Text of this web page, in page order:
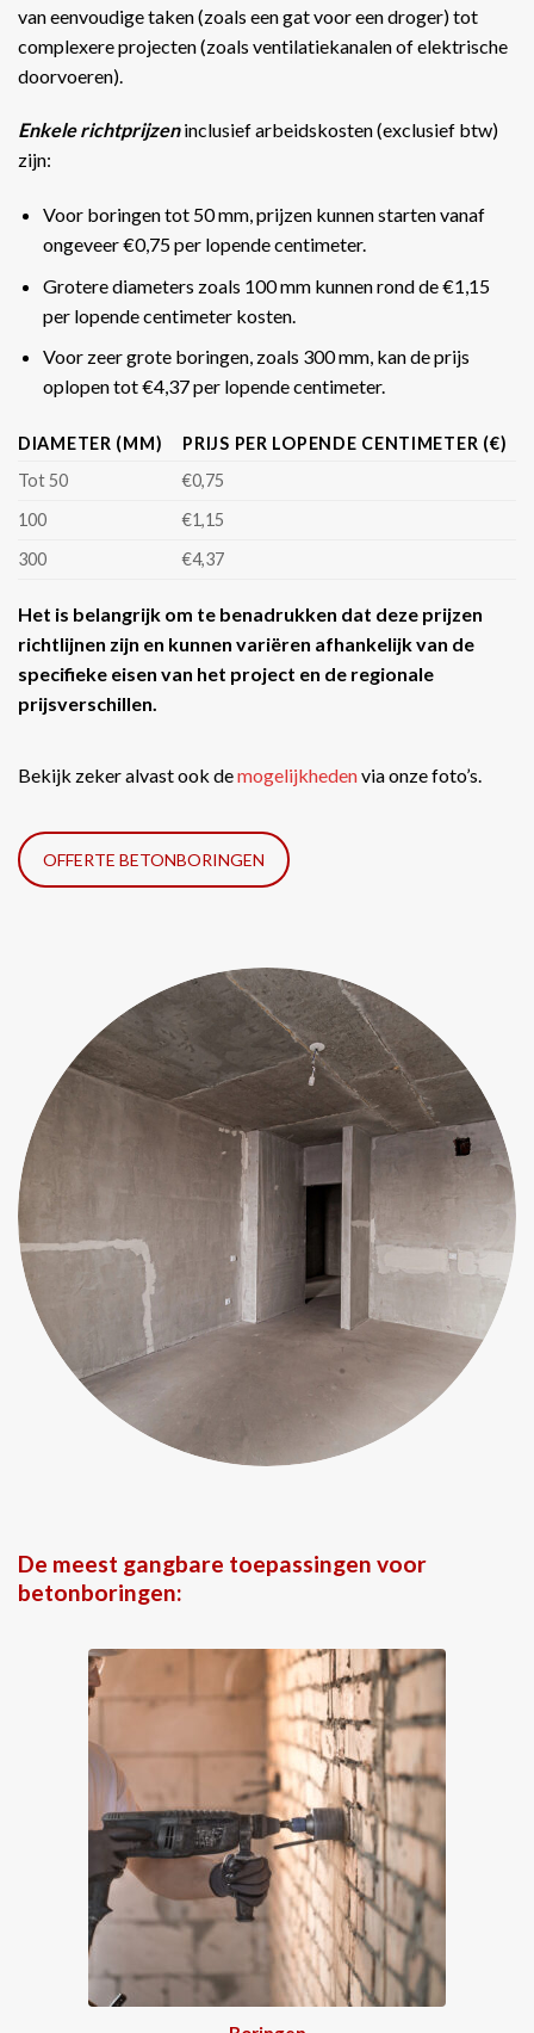
van eenvoudige taken (zoals een gat voor een droger) tot
complexere projecten (zoals ventilatiekanalen of elektrische
doorvoeren).
Enkele richtprijzeninclusief arbeidskosten (exclusief btw)
zijn:
Voor boringen tot 50 mm, prijzen kunnen starten vanaf
ongeveer €0,75 per lopende centimeter.
Grotere diameters zoals 100 mm kunnen rond de €1,15
per lopende centimeter kosten.
Voor zeer grote boringen, zoals 300 mm, kan de prijs
oplopen tot €4,37 per lopende centimeter​​.
DIAMETER (MM)
PRIJS PER LOPENDE CENTIMETER (€)
Tot 50
€0,75
100
€1,15
300
€4,37
Het is belangrijk om te benadrukken dat deze prijzen
richtlijnen zijn en kunnen variëren afhankelijk van de
specifieke eisen van het project en de regionale
prijsverschillen.
Bekijk zeker alvast ook demogelijkhedenvia onze foto’s.
OFFERTE BETONBORINGEN
De meest gangbare toepassingen voor
betonboringen: